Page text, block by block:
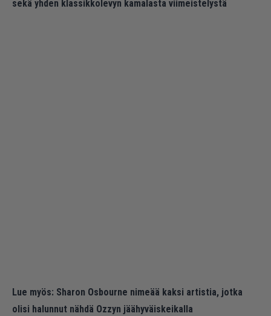
sekä yhden klassikkolevyn kamalasta viimeistelystä
Lue myös: Sharon Osbourne nimeää kaksi artistia, jotka
olisi halunnut nähdä Ozzyn jäähyväiskeikalla